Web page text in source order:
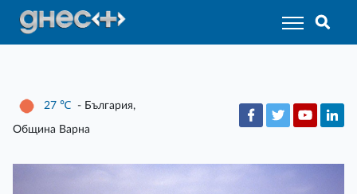
27 ℃ - България,
Община Варна